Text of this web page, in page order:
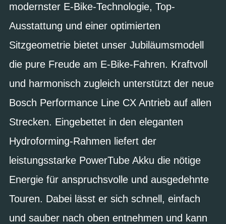
modernster E-Bike-Technologie, Top-
Ausstattung und einer optimierten
Sitzgeometrie bietet unser Jubiläumsmodell
die pure Freude am E-Bike-Fahren. Kraftvoll
und harmonisch zugleich unterstützt der neue
Bosch Performance Line CX Antrieb auf allen
Strecken. Eingebettet in den eleganten
Hydroforming-Rahmen liefert der
leistungsstarke PowerTube Akku die nötige
Energie für anspruchsvolle und ausgedehnte
Touren. Dabei lässt er sich schnell, einfach
und sauber nach oben entnehmen und kann